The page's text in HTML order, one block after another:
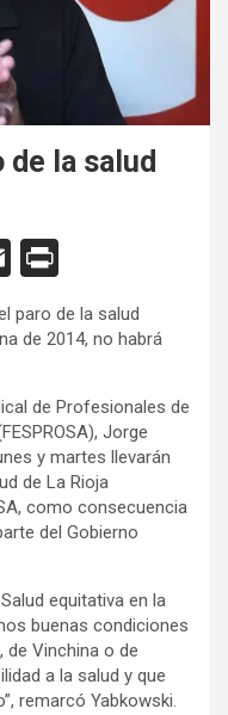
de la salud
E
ail
in
tF
e
n
dl
y
paro de la salud
de 2014, no habrá
de Profesionales de
Jorge
y martes llevarán
de La Rioja
como consecuencia
del Gobierno
equitativa en la
buenas condiciones
de Vinchina o de
a la salud y que
remarcó Yabkowski.